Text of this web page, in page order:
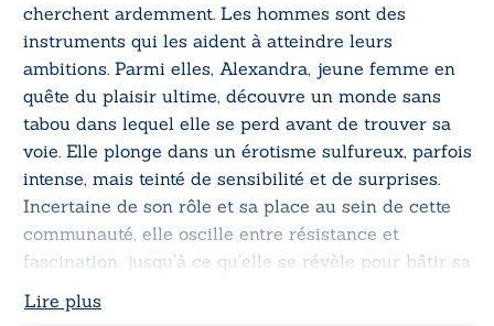
cherchent ardemment. Les hommes sont des
instruments qui les aident à atteindre leurs
ambitions. Parmi elles, Alexandra, jeune femme en
quête du plaisir ultime, découvre un monde sans
tabou dans lequel elle se perd avant de trouver sa
voie. Elle plonge dans un érotisme sulfureux, parfois
intense, mais teinté de sensibilité et de surprises.
Incertaine de son rôle et sa place au sein de cette
communauté, elle oscille entre résistance et
fascination, jusqu’à ce qu’elle se révèle pour bâtir sa
Lire plus